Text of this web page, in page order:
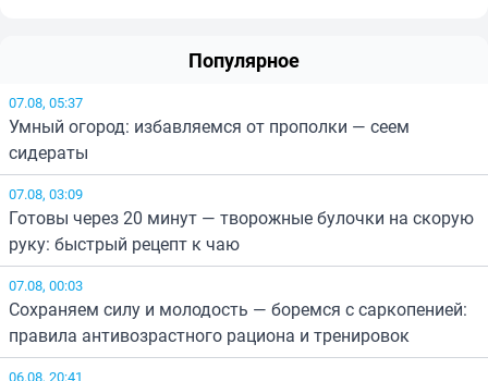
Популярное
07.08, 05:37
Умный огород: избавляемся от прополки — сеем
сидераты
07.08, 03:09
Готовы через 20 минут — творожные булочки на скорую
руку: быстрый рецепт к чаю
07.08, 00:03
Сохраняем силу и молодость — боремся с саркопенией:
правила антивозрастного рациона и тренировок
06.08, 20:41